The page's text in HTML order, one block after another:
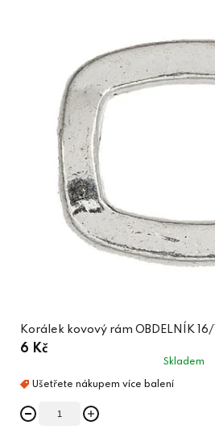
Korálek kovový rám OBDELNÍK
6 Kč
Skladem